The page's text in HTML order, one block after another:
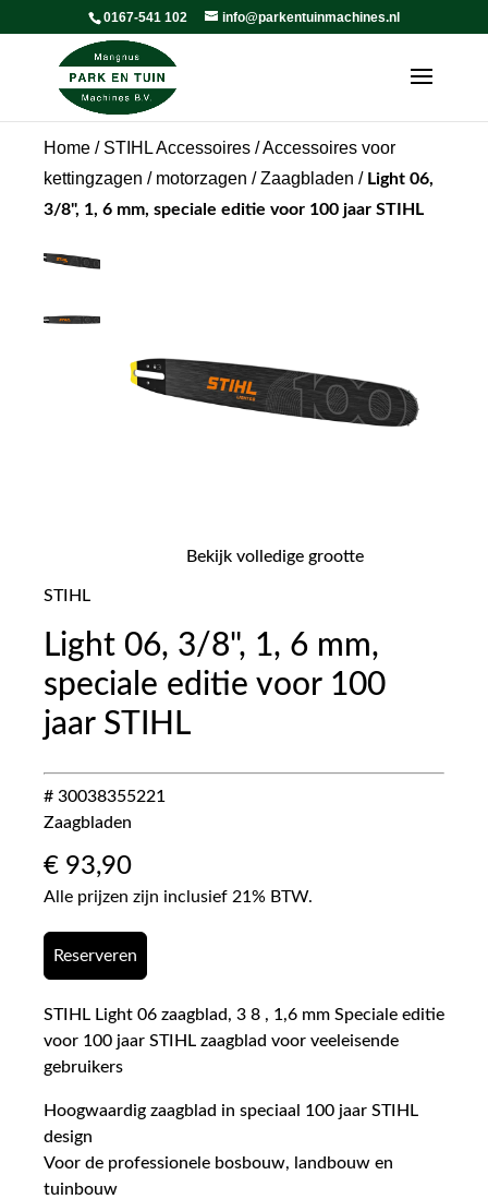
0167-541 102 info@parkentuinmachines.nl
Home / STIHL Accessoires /Accessoires voor
kettingzagen / motorzagen /Zaagbladen / Light 06,
3/8", 1, 6 mm, speciale editie voor 100 jaar STIHL
Bekijk volledige grootte
STIHL
Light 06, 3/8", 1, 6 mm,
speciale editie voor 100
jaar STIHL
# 30038355221
Zaagbladen
€ 93,90
Alle prijzen zijn inclusief 21% BTW.
Reserveren
STIHL Light 06 zaagblad, 3 8 , 1,6 mm Speciale editie
voor 100 jaar STIHL zaagblad voor veeleisende
gebruikers
Hoogwaardig zaagblad in speciaal 100 jaar STIHL
design
Voor de professionele bosbouw, landbouw en
tuinbouw